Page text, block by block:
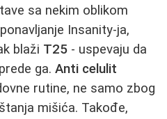
sa nekim oblikom
Insanity-ja,
blaži T25 - uspevaju da
ga. Anti celulit
rutine, ne samo zbog
mišića. Takođe,